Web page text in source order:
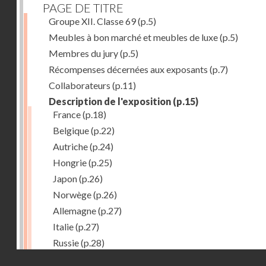
PAGE DE TITRE
Groupe XII. Classe 69(p.5)
Meubles à bon marché et meubles de luxe(p.5)
Membres du jury(p.5)
Récompenses décernées aux exposants (p.7)
Collaborateurs (p.11)
Description de l'exposition (p.15)
France(p.18)
Belgique(p.22)
Autriche(p.24)
Hongrie(p.25)
Japon(p.26)
Norwège(p.26)
Allemagne(p.27)
Italie(p.27)
Russie(p.28)